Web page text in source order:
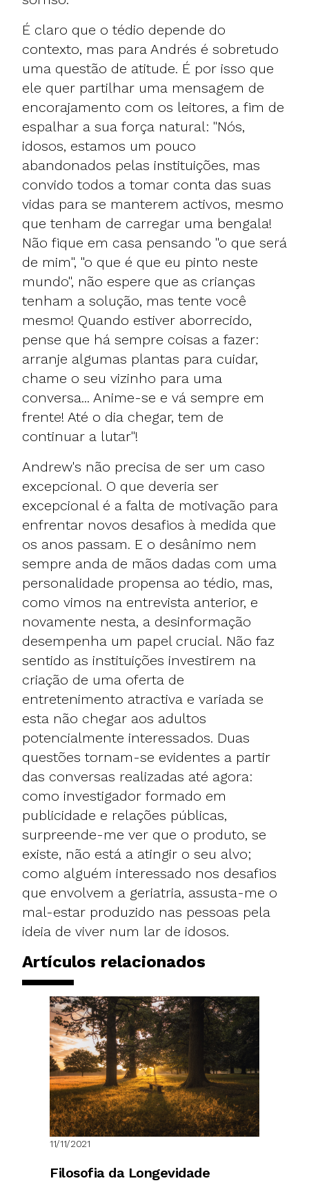
É claro que o tédio depende do
contexto, mas para Andrés é sobretudo
uma questão de atitude. É por isso que
ele quer partilhar uma mensagem de
encorajamento com os leitores, a fim de
espalhar a sua força natural: "Nós,
idosos, estamos um pouco
abandonados pelas instituições, mas
convido todos a tomar conta das suas
vidas para se manterem activos, mesmo
que tenham de carregar uma bengala!
Não fique em casa pensando "o que será
de mim", "o que é que eu pinto neste
mundo", não espere que as crianças
tenham a solução, mas tente você
mesmo! Quando estiver aborrecido,
pense que há sempre coisas a fazer:
arranje algumas plantas para cuidar,
chame o seu vizinho para uma
conversa... Anime-se e vá sempre em
frente! Até o dia chegar, tem de
continuar a lutar"!
Andrew's não precisa de ser um caso
excepcional. O que deveria ser
excepcional é a falta de motivação para
enfrentar novos desafios à medida que
os anos passam. E o desânimo nem
sempre anda de mãos dadas com uma
personalidade propensa ao tédio, mas,
como vimos na entrevista anterior, e
novamente nesta, a desinformação
desempenha um papel crucial. Não faz
sentido as instituições investirem na
criação de uma oferta de
entretenimento atractiva e variada se
esta não chegar aos adultos
potencialmente interessados. Duas
questões tornam-se evidentes a partir
das conversas realizadas até agora:
como investigador formado em
publicidade e relações públicas,
surpreende-me ver que o produto, se
existe, não está a atingir o seu alvo;
como alguém interessado nos desafios
que envolvem a geriatria, assusta-me o
mal-estar produzido nas pessoas pela
ideia de viver num lar de idosos.
Artículos relacionados
11/11/2021
Filosofia da Longevidade